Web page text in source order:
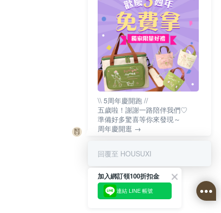
\\ 5周年慶開跑 //
五歲啦！謝謝一路陪伴我們♡
準備好多驚喜等你來發現～
周年慶開逛 →
回覆至 HOUSUXI
加入綁訂領100折扣金
連結 LINE 帳號